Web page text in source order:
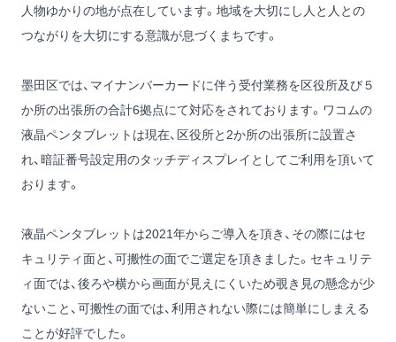
人物ゆかりの地が点在しています。地域を大切にし人と人との
つながりを大切にする意識が息づくまちです。
墨田区では、マイナンバーカードに伴う受付業務を区役所及び５
か所の出張所の合計6拠点にて対応をされております。ワコムの
液晶ペンタブレットは現在、区役所と2か所の出張所に設置さ
れ、暗証番号設定用のタッチディスプレイとしてご利用を頂いて
おります。
液晶ペンタブレットは2021年からご導入を頂き、その際にはセ
キュリティ面と、可搬性の面でご選定を頂きました。セキュリテ
ィ面では、後ろや横から画面が見えにくいため覗き見の懸念が少
ないこと、可搬性の面では、利用されない際には簡単にしまえる
ことが好評でした。